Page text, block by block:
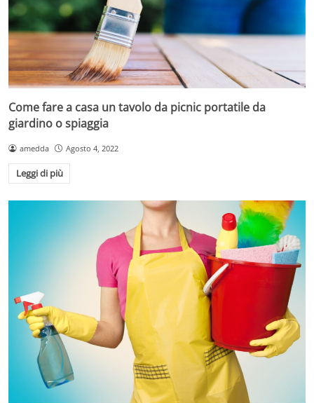
Come fare a casa un tavolo da picnic portatile da
giardino o spiaggia
amedda Agosto 4, 2022
Leggi di più